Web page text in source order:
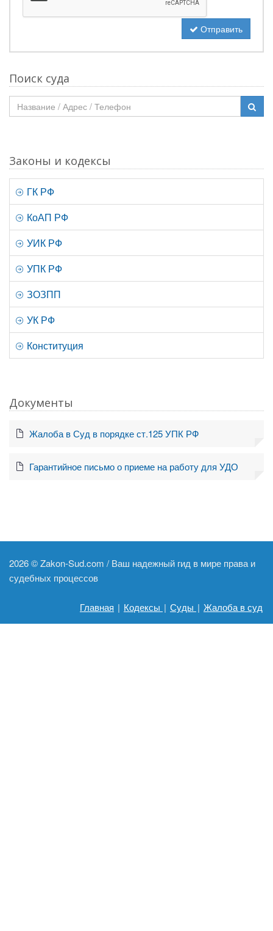
Отправить
Поиск суда
Законы и кодексы
ГК РФ
КоАП РФ
УИК РФ
УПК РФ
ЗОЗПП
УК РФ
Конституция
Документы
Жалоба в Суд в порядке ст.125 УПК РФ
Гарантийное письмо о приеме на работу для УДО
2026 ©Zakon-Sud.com / Ваш надежный гид в мире права и
судебных процессов
Главная | Кодексы | Суды | Жалоба в суд